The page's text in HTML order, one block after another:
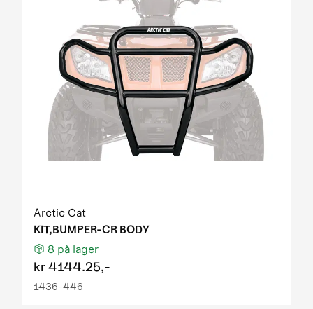
Arctic Cat
KIT,BUMPER-CR BODY
8 på lager
kr4144.25,-
1436-446